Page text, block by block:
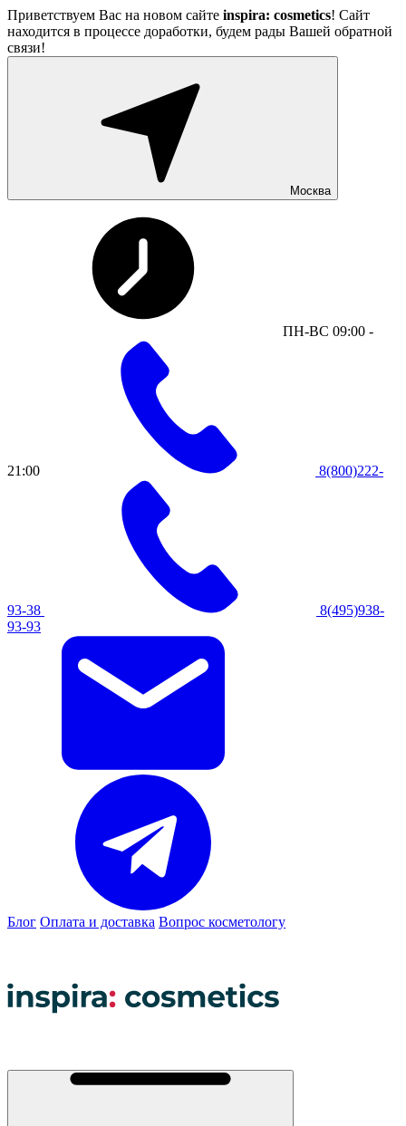
Приветствуем Вас на новом сайте inspira: cosmetics! Сайт
находится в процессе доработки, будем рады Вашей обратной
связи!
Москва
ПН-ВС 09:00 -
21:00 8(800)222-
93-38
8(495)938-
93-93
Блог Оплата и доставка Вопрос косметологу